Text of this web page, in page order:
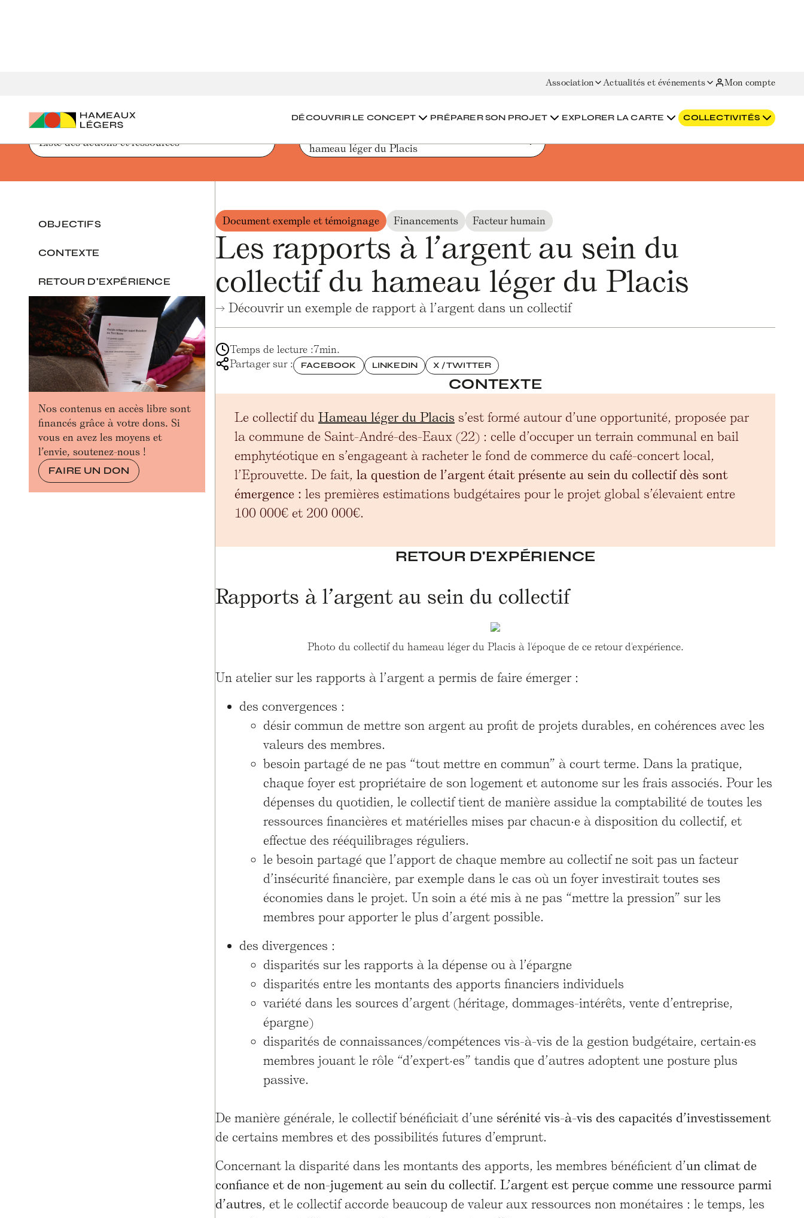
Association Actualités et événements Mon compte
DÉCOUVRIR LE CONCEPT PRÉPARER SON PROJET EXPLORER LA CARTE COLLECTIVITÉS
Liste des actions et ressources
hameau léger du Placis
OBJECTIFS
CONTEXTE
RETOUR D'EXPÉRIENCE
Nos contenus en accès libre sont
financés grâce à votre dons. Si
vous en avez les moyens et
l’envie, soutenez-nous !
FAIRE UN DON
Document exemple et témoignage Financements Facteur humain
Les rapports à l’argent au sein du
collectif du hameau léger du Placis
→ Découvrir un exemple de rapport à l’argent dans un collectif
Temps de lecture :7min.
Partager sur :
FACEBOOK LINKEDIN X / TWITTER
CONTEXTE
Le collectif du Hameau léger du Placis s’est formé autour d’une opportunité, proposée par
la commune de Saint-André-des-Eaux (22) : celle d’occuper un terrain communal en bail
emphytéotique en s’engageant à racheter le fond de commerce du café-concert local,
l’Eprouvette. De fait, la question de l’argent était présente au sein du collectif dès sont
émergence : les premières estimations budgétaires pour le projet global s’élevaient entre
100 000€ et 200 000€.
RETOUR D'EXPÉRIENCE
Rapports à l’argent au sein du collectif
Photo du collectif du hameau léger du Placis à l'époque de ce retour d'expérience.
Un atelier sur les rapports à l’argent a permis de faire émerger :
des convergences :
désir commun de mettre son argent au profit de projets durables, en cohérences avec les
valeurs des membres.
besoin partagé de ne pas “tout mettre en commun” à court terme. Dans la pratique,
chaque foyer est propriétaire de son logement et autonome sur les frais associés. Pour les
dépenses du quotidien, le collectif tient de manière assidue la comptabilité de toutes les
ressources financières et matérielles mises par chacun·e à disposition du collectif, et
effectue des rééquilibrages réguliers.
le besoin partagé que l’apport de chaque membre au collectif ne soit pas un facteur
d’insécurité financière, par exemple dans le cas où un foyer investirait toutes ses
économies dans le projet. Un soin a été mis à ne pas “mettre la pression” sur les
membres pour apporter le plus d’argent possible.
des divergences :
disparités sur les rapports à la dépense ou à l’épargne
disparités entre les montants des apports financiers individuels
variété dans les sources d’argent (héritage, dommages-intérêts, vente d’entreprise,
épargne)
disparités de connaissances/compétences vis-à-vis de la gestion budgétaire, certain·es
membres jouant le rôle “d’expert·es” tandis que d’autres adoptent une posture plus
passive.
De manière générale, le collectif bénéficiait d’une sérénité vis-à-vis des capacités d’investissement
de certains membres et des possibilités futures d’emprunt.
Concernant la disparité dans les montants des apports, les membres bénéficient d’un climat de
confiance et de non-jugement au sein du collectif. L’argent est perçue comme une ressource parmi
d’autres, et le collectif accorde beaucoup de valeur aux ressources non monétaires : le temps, les